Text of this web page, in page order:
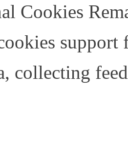
Cookies
support
collecting